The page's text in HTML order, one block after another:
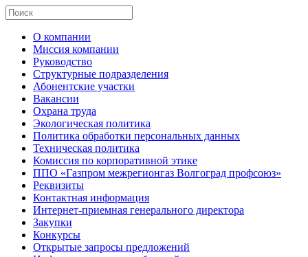
О компании
Миссия компании
Руководство
Структурные подразделения
Абонентские участки
Вакансии
Охрана труда
Экологическая политика
Политика обработки персональных данных
Техническая политика
Комиссия по корпоративной этике
ППО «Газпром межрегионгаз Волгоград профсоюз»
Реквизиты
Контактная информация
Интернет-приемная генерального директора
Закупки
Конкурсы
Открытые запросы предложений